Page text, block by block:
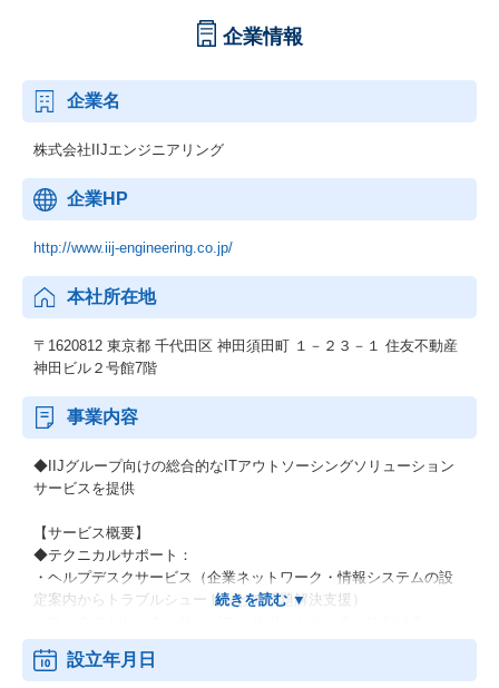
企業情報
企業名
株式会社IIJエンジニアリング
企業HP
http://www.iij-engineering.co.jp/
本社所在地
〒1620812 東京都 千代田区 神田須田町 １－２３－１ 住友不動産
神田ビル２号館7階
事業内容
◆IIJグループ向けの総合的なITアウトソーシングソリューション
サービスを提供
【サービス概要】
◆テクニカルサポート：
・ヘルプデスクサービス（企業ネットワーク・情報システムの設
定案内からトラブルシュートなどの問題解決支援）
ドユーザー対応のアプリケーション設定、問題解決支援）
・マーケティングコールサービス（BtoB, Cを問わず、お客様に対
設立年月日